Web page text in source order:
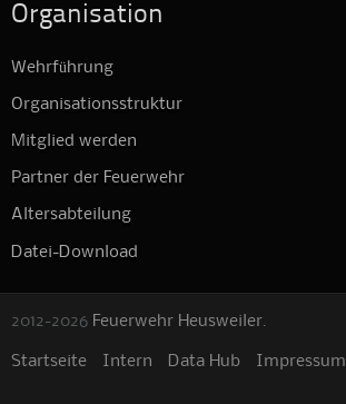
Organisation
Wehrführung
Organisationsstruktur
Mitglied werden
Partner der Feuerwehr
Altersabteilung
Datei-Download
2012-2026 Feuerwehr Heusweiler.
Startseite Intern Data Hub Impressum